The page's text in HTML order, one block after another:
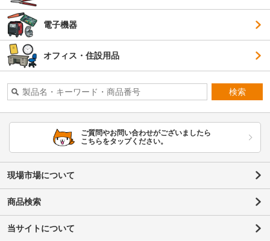
電子機器
オフィス・住設用品
検索
ご質問やお問い合わせがございましたら
こちらをタップください。
現場市場について
商品検索
当サイトについて